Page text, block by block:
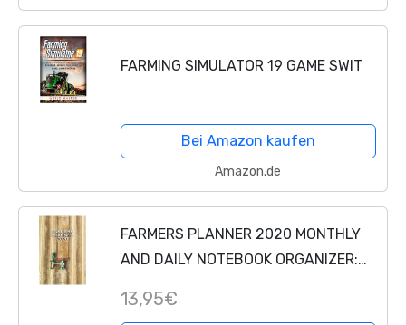
FARMING SIMULATOR 19 GAME SWIT
Bei Amazon kaufen
Amazon.de
FARMERS PLANNER 2020 MONTHLY
AND DAILY NOTEBOOK ORGANIZER:
JAN 21 WITH MONTHLY OVERVIEW IN
13,95€